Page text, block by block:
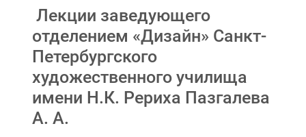
Лекции заведующего
отделением «Дизайн» Санкт-
Петербургского
художественного училища
имени Н.К. Рериха Пазгалева
А. А.